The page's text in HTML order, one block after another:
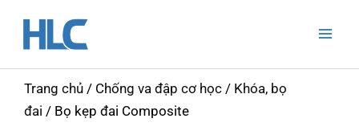
Trang chủ / Chống va đập cơ học / Khóa, bọ
đai / Bọ kẹp đai Composite